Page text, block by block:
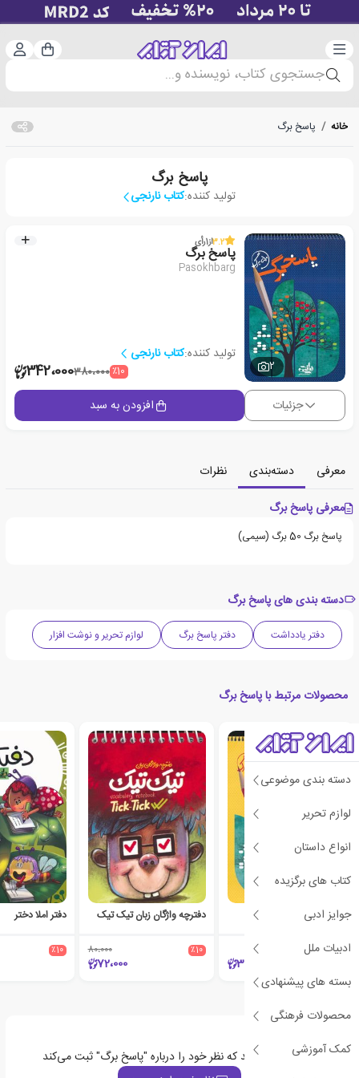
دسته‌بندی سبد
جستجوی کتاب، نویسنده و...
دسته بندی موضوعی
لوازم تحریر
انواع داستان
کتاب های برگزیده
جوایز ادبی
ادبیات ملل
بسته های پیشنهادی
محصولات فرهنگی
کمک آموزشی
خانه / پاسخ برگ
پاسخ برگ
تولید کننده:کتاب نارنجی
2
3.2از1رأی
پاسخ برگ
Pasokhbarg
تولید کننده:کتاب نارنجی
٪10380،000342،000
جزئیات افزودن به سبد
معرفی دسته‌بندی
نظرات
معرفی پاسخ برگ
پاسخ برگ 50 برگ (سیمی)
دسته بندی های پاسخ برگ
دفتر یادداشت دفتر پاسخ برگ لوازم تحریر و نوشت افزار
محصولات مرتبط با پاسخ برگ
پاسخ برگ
380،000
دفترچه واژگان زبان تیک تیک
٪10 80،000
72،000
دفتر املا دختر
٪10
اولین نفری باشید که نظر خود را درباره "پاسخ برگ" ثبت می‌کند